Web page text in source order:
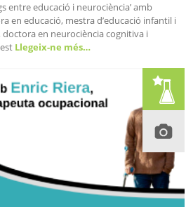
entre educació i neurociència’ amb
en educació, mestra d’educació infantil i
en neurociència cognitiva i
Llegeix-ne més…